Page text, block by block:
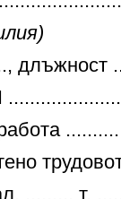
длъжност
......... т.